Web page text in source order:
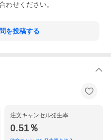
わせください。
を投稿する
注文キャンセル発生率
0.51％